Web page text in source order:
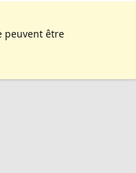
peuvent être